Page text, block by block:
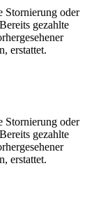
Stornierung oder
gezahlte
erstattet.
Stornierung oder
gezahlte
erstattet.